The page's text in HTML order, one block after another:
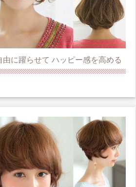
由に躍らせて ハッピー感を高める